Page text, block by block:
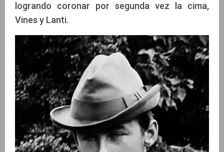
logrando coronar por segunda vez la cima,
Vines y Lanti.